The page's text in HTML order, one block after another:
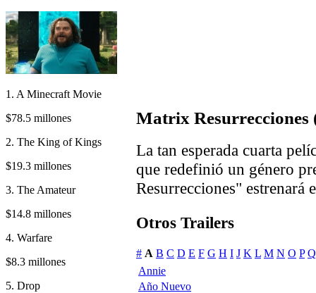
1. A Minecraft Movie
$78.5 millones
2. The King of Kings
$19.3 millones
3. The Amateur
$14.8 millones
4. Warfare
$8.3 millones
5. Drop
Matrix
La tan esperada cuarta
que redefinió un género
Resurrecciones" estrenará
Otros Trailers
# A B C D E F G H I J K L M N O P Q
Annie
Año Nuevo